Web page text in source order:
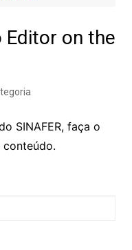
Editor on the
SINAFER, faça o
conteúdo.